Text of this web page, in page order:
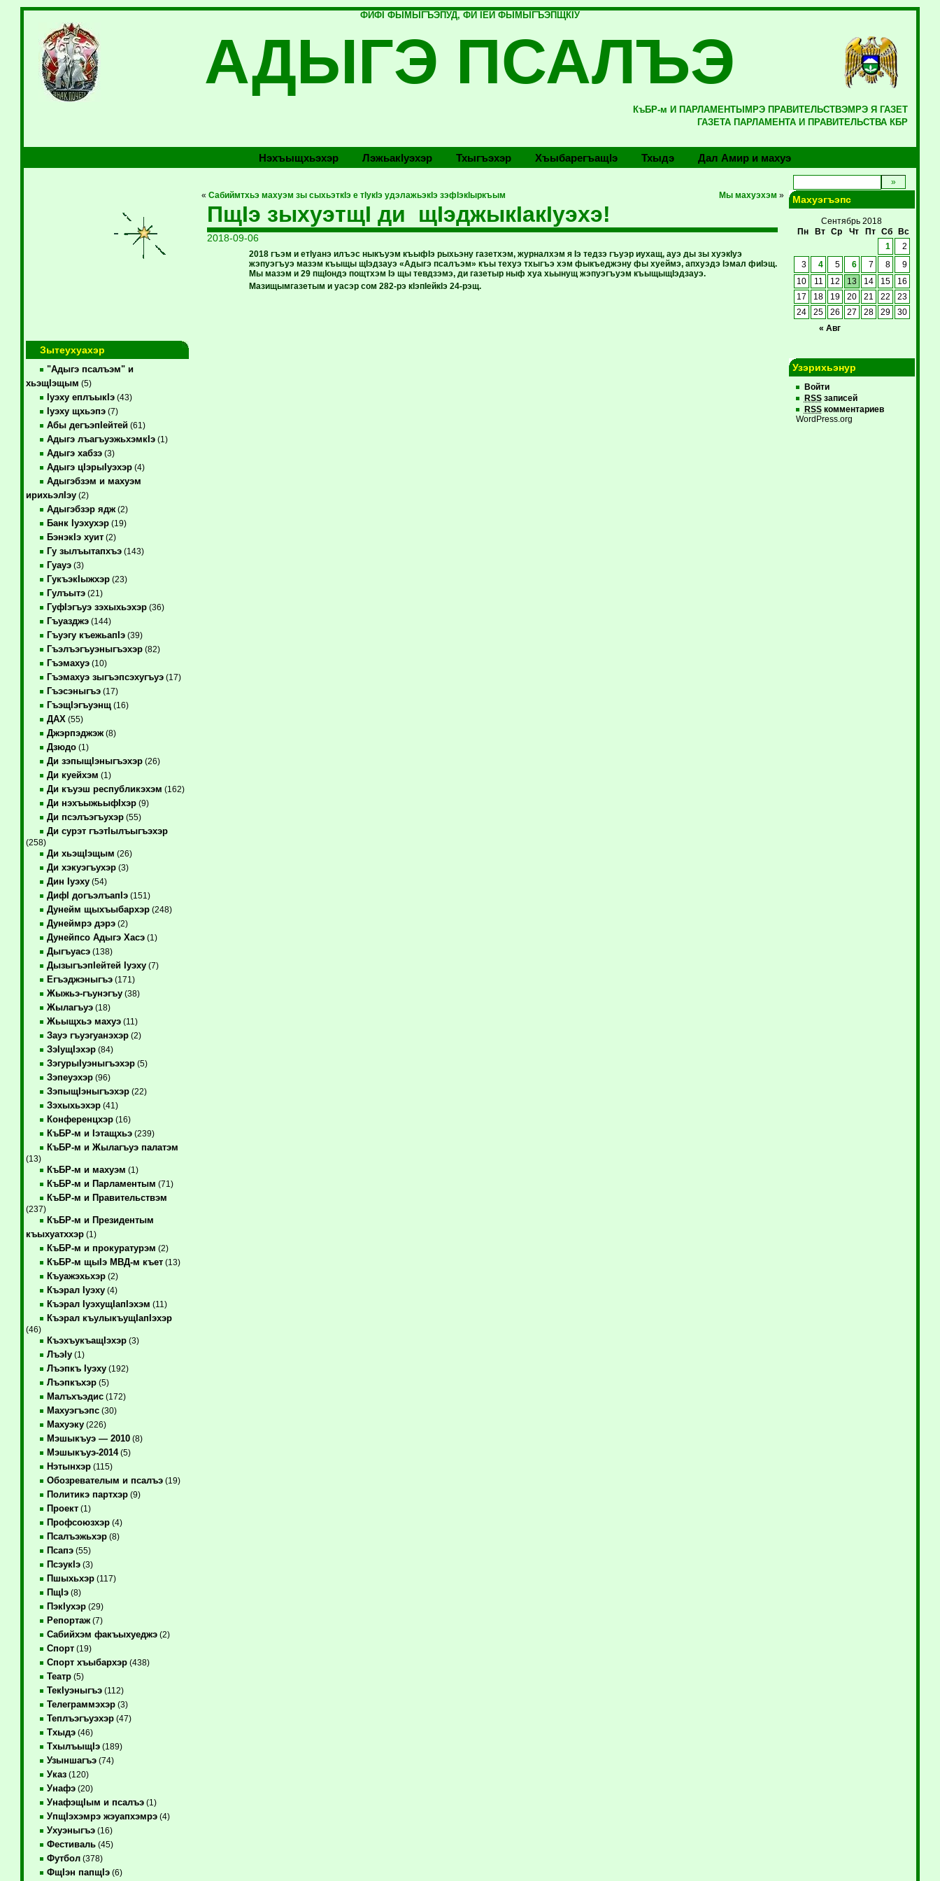
ФИФI ФЫМЫГЪЭПУД, ФИ IЕЙ ФЫМЫГЪЭПЩКIУ
АДЫГЭ ПСАЛЪЭ
КъБР-м И ПАРЛАМЕНТЫМРЭ ПРАВИТЕЛЬСТВЭМРЭ Я ГАЗЕТ
ГАЗЕТА ПАРЛАМЕНТА И ПРАВИТЕЛЬСТВА КБР
Нэхъыщхьэхэр Лэжьакlуэхэр Тхыгъэхэр Хъыбарегъащlэ Тхыдэ Дал Амир и махуэ
Зытеухуахэр
"Адыгэ псалъэм" и
хьэщIэщым (5)
Iуэху еплъыкIэ(43)
Iуэху щхьэпэ(7)
Абы дегъэпIейтей(61)
Адыгэ лъагъуэжьхэмкIэ(1)
Адыгэ хабзэ(3)
Адыгэ цIэрыIуэхэр(4)
Адыгэбзэм и махуэм
ирихьэлIэу(2)
Адыгэбзэр ядж(2)
Банк Iуэхухэр(19)
БэнэкIэ хуит(2)
Гу зылъытапхъэ(143)
Гуауэ(3)
ГукъэкIыжхэр(23)
Гулъытэ(21)
ГуфIэгъуэ зэхыхьэхэр(36)
Гъуазджэ(144)
Гъуэгу къежьапIэ(39)
Гъэлъэгъуэныгъэхэр(82)
Гъэмахуэ(10)
Гъэмахуэ зыгъэпсэхугъуэ(17)
Гъэсэныгъэ(17)
ГъэщIэгъуэнщ(16)
ДАХ (55)
Джэрпэджэж(8)
Дзюдо(1)
Ди зэпыщIэныгъэхэр(26)
Ди куейхэм (1)
Ди къуэш республикэхэм (162)
Ди нэхъыжьыфIхэр(9)
Ди псэлъэгъухэр(55)
Ди сурэт гъэтIылъыгъэхэр
(258)
Ди хьэщIэщым (26)
Ди хэкуэгъухэр(3)
Дин Iуэху(54)
ДифI догъэлъапIэ(151)
Дунейм щыхъыбархэр(248)
Дунеймрэ дэрэ(2)
Дунейпсо Адыгэ Хасэ(1)
Дыгъуасэ(138)
ДызыгъэпIейтей Iуэху(7)
Егъэджэныгъэ(171)
Жыжьэ-гъунэгъу(38)
Жылагъуэ(18)
Жьыщхьэ махуэ(11)
Зауэ гъуэгуанэхэр(2)
ЗэIущIэхэр(84)
ЗэгурыIуэныгъэхэр(5)
Зэпеуэхэр(96)
ЗэпыщIэныгъэхэр(22)
Зэхыхьэхэр(41)
Конференцхэр(16)
КъБР-м и Iэтащхьэ(239)
КъБР-м и Жылагъуэ палатэм
(13)
КъБР-м и махуэм (1)
КъБР-м и Парламентым (71)
КъБР-м и Правительствэм
(237)
КъБР-м и Президентым
къыхуатххэр(1)
КъБР-м и прокуратурэм (2)
КъБР-м щыIэ МВД-м къет(13)
Къуажэхьхэр(2)
Къэрал Iуэху(4)
Къэрал IуэхущIапIэхэм (11)
Къэрал къулыкъущIапIэхэр
(46)
КъэхъукъащIэхэр(3)
ЛъэIу(1)
Лъэпкъ Iуэху(192)
Лъэпкъхэр(5)
Малъхъэдис(172)
Махуэгъэпс(30)
Махуэку(226)
Мэшыкъуэ — 2010(8)
Мэшыкъуэ-2014(5)
Нэтынхэр(115)
Обозревателым и псалъэ(19)
Политикэ партхэр(9)
Проект(1)
Профсоюзхэр(4)
Псалъэжьхэр(8)
Псапэ(55)
ПсэукIэ(3)
Пшыхьхэр(117)
ПщIэ(8)
ПэкIухэр(29)
Репортаж(7)
Сабийхэм факъыхуеджэ(2)
Спорт(19)
Спорт хъыбархэр(438)
Театр(5)
ТекIуэныгъэ(112)
Телеграммэхэр(3)
Теплъэгъуэхэр(47)
Тхыдэ(46)
ТхылъыщIэ(189)
Узыншагъэ(74)
Указ(120)
Унафэ(20)
УнафэщIым и псалъэ(1)
УпщIэхэмрэ жэуапхэмрэ(4)
Ухуэныгъэ(16)
Фестиваль(45)
Футбол(378)
ФщIэн папщIэ(6)
« Сабиймтхьэ махуэм зы сыхьэткIэ е тIукIэ удэлажьэкIэ зэфIэкIыркъым Мы махуэхэм »
ПщIэ зыхуэтщI ди щIэджыкIакIуэхэ!
2018-09-06
2018 гъэм и етIуанэ илъэс ныкъуэм къыфIэ рыхьэну газетхэм, журналхэм я Iэ тедзэ гъуэр иухащ, ауэ ды зы хуэкIуэ
жэпуэгъуэ мазэм къыщы щIэдзауэ «Адыгэ псалъэм» къы техуэ тхыгъэ хэм фыкъеджэну фы хуеймэ, апхуэдэ Iэмал фиIэщ.
Мы мазэм и 29 пщIондэ пощтхэм Iэ щы тевдзэмэ, ди газетыр ныф хуа хьынущ жэпуэгъуэм къыщыщIэдзауэ.
Мазищымгазетым и уасэр сом 282-рэ кIэпIейкIэ 24-рэщ.
Махуэгъэпс
Сентябрь 2018
Пн
Вт Ср Чт Пт Сб Вс
« Авг
1 2
3 4 5 6 7 8
9
10
11 12 13 14 15
16
17
18 19 20 21 22
23
24
25 26 27 28 29 30
Узэрихьэнур
Войти
RSSзаписей
RSSкомментариев
WordPress.org